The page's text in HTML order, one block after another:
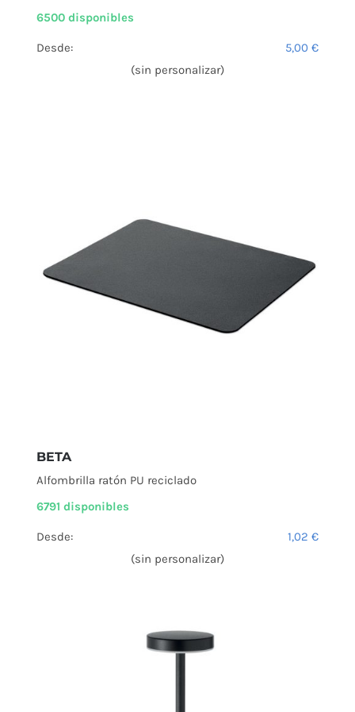
6500 disponibles
Desde: 5,00 €
(sin personalizar)
BETA
Alfombrilla ratón PU reciclado
6791 disponibles
Desde: 1,02 €
(sin personalizar)